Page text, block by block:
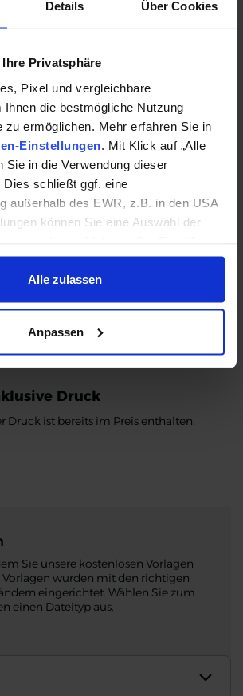
Details Über Cookies
Privatsphäre
Pixel und vergleichbare
Ihnen die bestmögliche Nutzung
zu ermöglichen. Mehr erfahren Sie in
Einstellungen . Mit Klick auf „Alle
Sie in die Verwendung dieser
Dies schließt ggf. eine
außerhalb des EWR, z.B. in den USA
können Sie eine Auswahl der
mit Wirkung für die Zukunft einzeln
Alle zulassen
Anpassen
geht.
und tolle Materialien
Montage
Schritte zum Zusammenbau
Produkts.
geeignet
für die Verwendung in
Farbbrillianz
Farbdichte für leuchtende Farben
Druck
Druck ist bereits im Preis enthalten.
Sie unsere kostenlosen Vorlagen
Vorlagen wurden mit den richtigen
eingerichtet. Wählen Sie zum
einen Dateityp aus.